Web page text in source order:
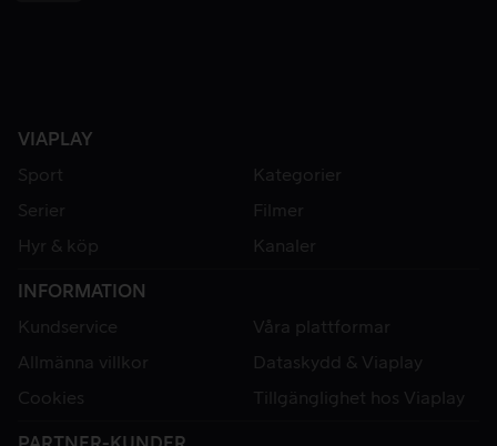
VIAPLAY
Sport
Kategorier
Serier
Filmer
Hyr & köp
Kanaler
INFORMATION
Kundservice
Våra plattformar
Allmänna villkor
Dataskydd & Viaplay
Cookies
Tillgänglighet hos Viaplay